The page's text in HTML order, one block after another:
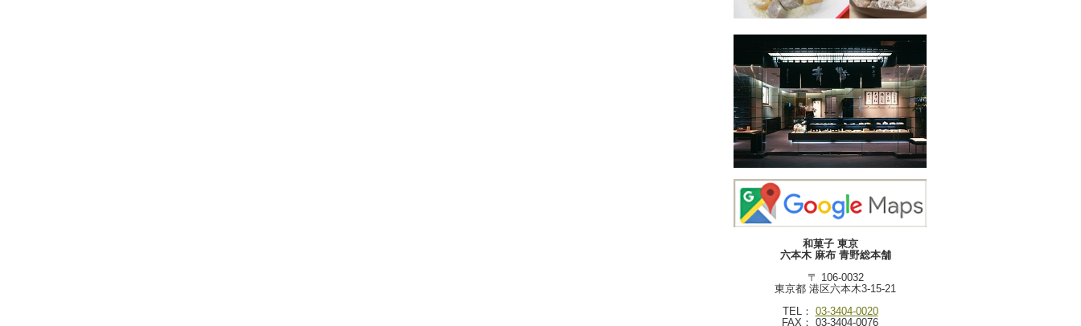
和菓子 東京
六本木 麻布 青野総本舗
〒 106-0032
東京都 港区六本木3-15-21
TEL： 03-3404-0020
FAX： 03-3404-0076